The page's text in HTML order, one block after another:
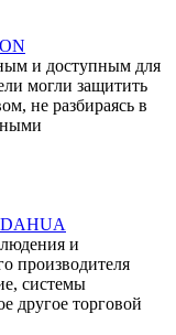
и доступным для
могли защитить
не разбираясь в
и
производителя
системы
другое торговой